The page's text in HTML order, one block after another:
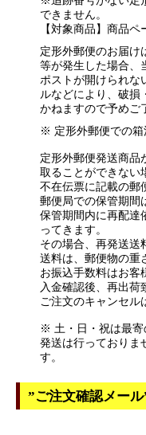
できません。
【対象商品】商品
定形外郵便のお届け
等が発生した場合、
ポストが開けられな
ルなどにより、破損
かねますので予めご
※ 定形外郵便での箱
定形外郵便発送商品
取ることができない
不在伝票に記載の郵
郵便局での保管期間
保管期間内に再配達
ってきます。
その場合、再発送送
送料は、郵便物の重
お振込手数料はお客
入金確認後、再出荷
ご注文のキャンセル
※ 土・日・祝は最寄
発送は行っておりま
す。
”ご注文確認メー